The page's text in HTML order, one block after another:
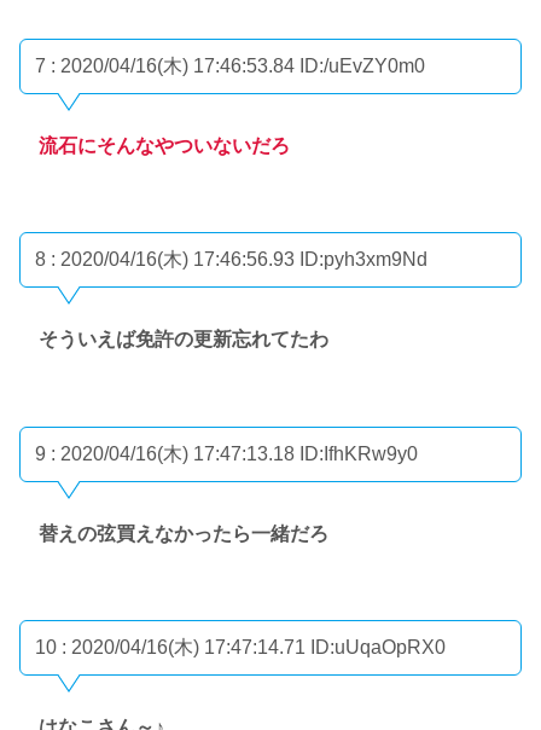
7 : 2020/04/16(木) 17:46:53.84 ID:/uEvZY0m0
流石にそんなやついないだろ
8 : 2020/04/16(木) 17:46:56.93 ID:pyh3xm9Nd
そういえば免許の更新忘れてたわ
9 : 2020/04/16(木) 17:47:13.18 ID:IfhKRw9y0
替えの弦買えなかったら一緒だろ
10 : 2020/04/16(木) 17:47:14.71 ID:uUqaOpRX0